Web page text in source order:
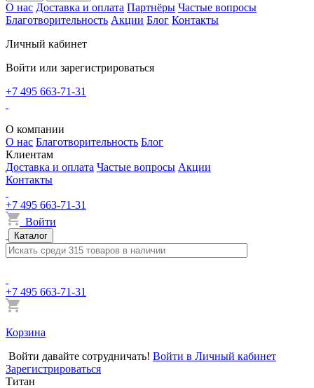
О нас Доставка и оплата Партнёры Частые вопросы
Благотворительность Акции Блог Контакты
Личный кабинет
Войти или зарегистрироваться
+7 495 663-71-31
О компании
О нас Благотворительность Блог
Клиентам
Доставка и оплата Частые вопросы Акции
Контакты
+7 495 663-71-31
Войти
Каталог
+7 495 663-71-31
Корзина
Войти давайте сотрудничать! Войти в Личный кабинет
Зарегистрироваться
Титан